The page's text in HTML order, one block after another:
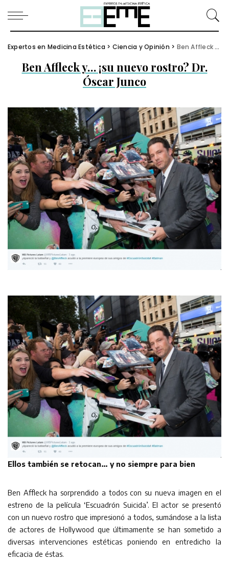
Expertos en Medicina Estética > Ciencia y Opinión > Ben Affleck y… ¡su nuevo rostro? Dr. Óscar Junco
Ben Affleck y… ¡su nuevo rostro? Dr.
Óscar Junco
Ellos también se retocan… y no siempre para bien
Ben Affleck ha sorprendido a todos con su nueva imagen en el
estreno de la película ‘Escuadrón Suicida’. El actor se presentó
con un nuevo rostro que impresionó a todos, sumándose a la lista
de actores de Hollywood que últimamente se han sometido a
diversas intervenciones estéticas poniendo en entredicho la
eficacia de éstas.